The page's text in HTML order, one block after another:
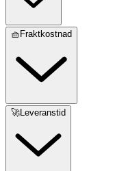
🧺Fraktkostnad
🚀Leveranstid